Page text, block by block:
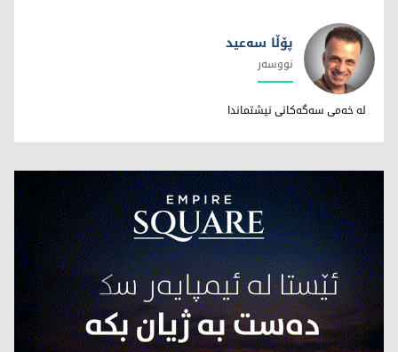
پۆڵا سه‌عید
پۆڵا سه‌عید
نووسەر
له خه‌می سه‌گه‌کانی نیشتماندا